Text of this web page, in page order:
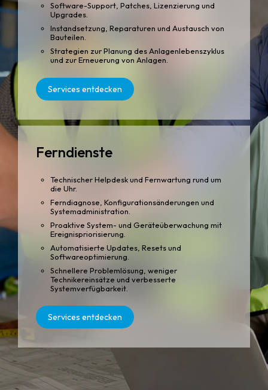
Software-Support, Patches, Lizenzierung und
Upgrades.
Instandsetzung, Reparaturen und Austausch von
Bauteilen.
Strategien zur Planung des Anlagenlebenszyklus
und zur Erneuerung von Anlagen.
Services entdecken
Ferndienste
Technischer Helpdesk und Fernwartung rund um
die Uhr.
Ferndiagnose, Konfigurationsänderungen und
Systemadministration.
Proaktive System- und Geräteüberwachung mit
Ereignispriorisierung.
Automatisierte Updates, Resets und
Softwareoptimierung.
Schnellere Problemlösung, weniger
Technikereinsätze und verbesserte
Systemverfügbarkeit.
Services entdecken